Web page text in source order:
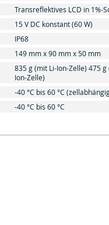
Transreflektives LCD in 1%-
15 V DC konstant (60 W)
IP68
149 mm x 90 mm x 50 mm
835 g (mit Li-Ion-Zelle) 475 g
Ion-Zelle)
-40 °C bis 60 °C
-40 °C bis 60 °C